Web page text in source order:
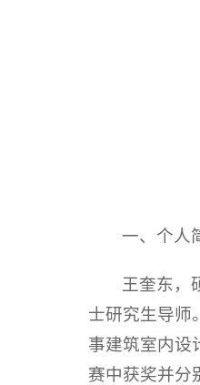
一、个人
王奎东，
士研究生导师
事建筑室内设
赛中获奖并分